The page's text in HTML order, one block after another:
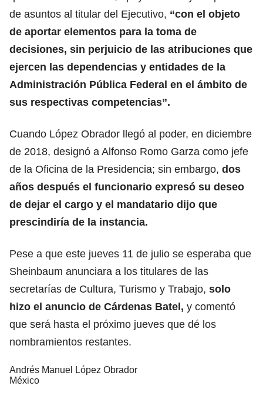
de asuntos al titular del Ejecutivo, “con el objeto
de aportar elementos para la toma de
decisiones, sin perjuicio de las atribuciones que
ejercen las dependencias y entidades de la
Administración Pública Federal en el ámbito de
sus respectivas competencias”.
Cuando López Obrador llegó al poder, en diciembre
de 2018, designó a Alfonso Romo Garza como jefe
de la Oficina de la Presidencia; sin embargo, dos
años después el funcionario expresó su deseo
de dejar el cargo y el mandatario dijo que
prescindiría de la instancia.
Pese a que este jueves 11 de julio se esperaba que
Sheinbaum anunciara a los titulares de las
secretarías de Cultura, Turismo y Trabajo, solo
hizo el anuncio de Cárdenas Batel, y comentó
que será hasta el próximo jueves que dé los
nombramientos restantes.
Andrés Manuel López Obrador
México